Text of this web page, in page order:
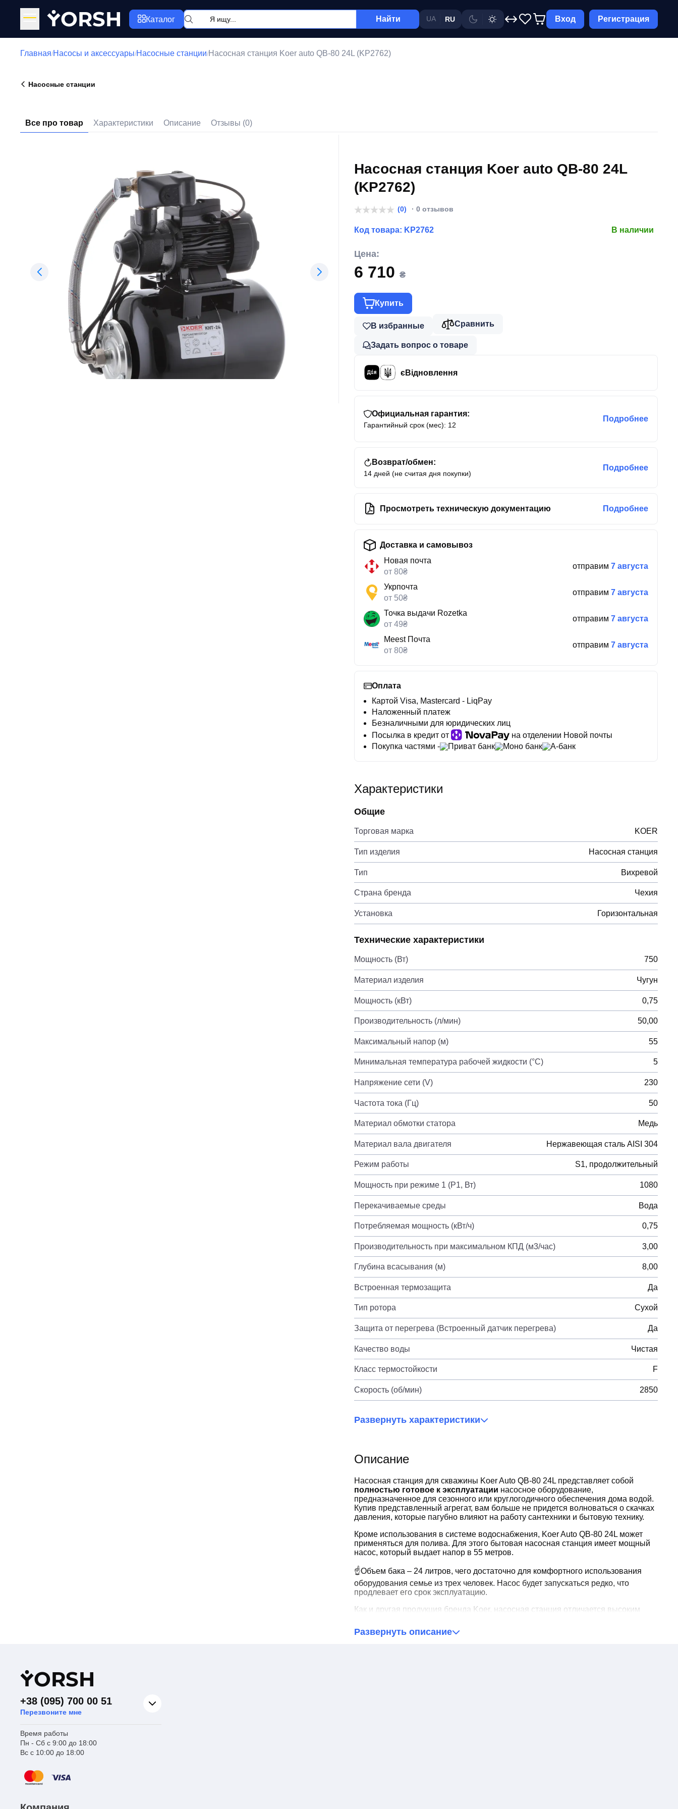
YORSH Каталог Найти UA RU Вход Регистрация
Главная/Насосы и аксессуары/Насосные станции/Насосная станция Koer auto QB-80 24L (KP2762)
Насосные станции
Все про товар Характеристики Описание Отзывы (0)
Насосная станция Koer auto QB-80 24L
(KP2762)
(0) · 0 отзывов
Код товара: KP2762 В наличии
Цена:
6 710 ₴
Купить
В избранные Сравнить
Задать вопрос о товаре
єВідновлення
Официальная гарантия:
Гарантийный срок (мес): 12
Подробнее
Возврат/обмен:
14 дней (не считая дня покупки)
Подробнее
Просмотреть техническую документацию Подробнее
Доставка и самовывоз
Новая почта
от 80₴
отправим 7 августа
Укрпочта
от 50₴
отправим 7 августа
Точка выдачи Rozetka
от 49₴
отправим 7 августа
Meest Почта
от 80₴
отправим 7 августа
Оплата
Картой Visa, Mastercard - LiqPay
Наложенный платеж
Безналичными для юридических лиц
Посылка в кредит от
на отделении Новой почты
Покупка частями -
Приват банк Моно банк А-банк
Характеристики
Общие
Торговая марка KOER
Тип изделия Насосная станция
Тип Вихревой
Страна бренда Чехия
Установка Горизонтальная
Технические характеристики
Мощность (Вт) 750
Материал изделия Чугун
Мощность (кВт) 0,75
Производительность (л/мин) 50,00
Максимальный напор (м) 55
Минимальная температура рабочей жидкости (°C) 5
Напряжение сети (V) 230
Частота тока (Гц) 50
Материал обмотки статора Медь
Материал вала двигателя Нержавеющая сталь AISI 304
Режим работы S1, продолжительный
Мощность при режиме 1 (P1, Вт) 1080
Перекачиваемые среды Вода
Потребляемая мощность (кВт/ч) 0,75
Производительность при максимальном КПД (м3/час) 3,00
Глубина всасывания (м) 8,00
Встроенная термозащита Да
Тип ротора Сухой
Защита от перегрева (Встроенный датчик перегрева) Да
Качество воды Чистая
Класс термостойкости F
Скорость (об/мин) 2850
Развернуть характеристики
Описание
Насосная станция для скважины Koer Auto QB-80 24L представляет собой
полностью готовое к эксплуатации насосное оборудование,
предназначенное для сезонного или круглогодичного обеспечения дома водой.
Купив представленный агрегат, вам больше не придется волноваться о скачках
давления, которые пагубно влияют на работу сантехники и бытовую технику.
Кроме использования в системе водоснабжения, Koer Auto QB-80 24L может
применяться для полива. Для этого бытовая насосная станция имеет мощный
насос, который выдает напор в 55 метров.
☝Объем бака – 24 литров, чего достаточно для комфортного использования
оборудования семье из трех человек. Насос будет запускаться редко, что
продлевает его срок эксплуатацию.
Как и другая продукция бренда Koer, насосная станция отличается высоким
специальная груша, выполненная из пищевой резины, которая не выделяет
вредные вещества, поэтому абсолютно безопасна для здоровья человека.
Развернуть описание
YORSH
+38 (095) 700 00 51
Перезвоните мне
Время работы
Пн - Сб с 9:00 до 18:00
Вс с 10:00 до 18:00